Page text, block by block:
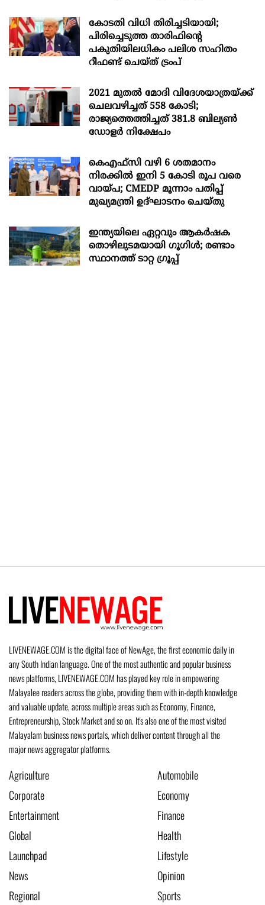
കോടതി വിധി തിരിച്ചടിയായി;
പിരിച്ചെടുത്ത താരിഫിന്‍റെ
പകുതിയിലധികം പലിശ സഹിതം
റീഫണ്ട് ചെയ്ത് ട്രംപ്
2021 മുതൽ മോദി വിദേശയാത്രയ്ക്ക്
ചെലവഴിച്ചത് 558 കോടി;
രാജ്യത്തെത്തിച്ചത് 381.8 ബില്യൺ
ഡോളർ നിക്ഷേപം
കെഎഫ്സി വഴി 6 ശതമാനം
നിരക്കിൽ ഇനി 5 കോടി രൂപ വരെ
വായ്പ; CMEDP മൂന്നാം പതിപ്പ്
മുഖ്യമന്ത്രി ഉദ്ഘാടനം ചെയ്തു
ഇന്ത്യയിലെ ഏറ്റവും ആകര്‍ഷക
തൊഴിലുടമയായി ഗൂഗിള്‍; രണ്ടാം
സ്ഥാനത്ത് ടാറ്റ ഗ്രൂപ്പ്
LIVENEWAGE.COM is the digital face of NewAge, the first economic daily in
any South Indian language. One of the most authentic and popular business
news platforms, LIVENEWAGE.COM has played key role in empowering
Malayalee readers across the globe, providing them with in-depth knowledge
and valuable update, across multiple areas such as Economy, Finance,
Entrepreneurship, Stock Market and so on. It's also one of the most visited
Malayalam business news portals, which deliver content through all the
major news aggregator platforms.
Agriculture
Automobile
Corporate
Economy
Entertainment
Finance
Global
Health
Launchpad
Lifestyle
News
Opinion
Regional
Sports